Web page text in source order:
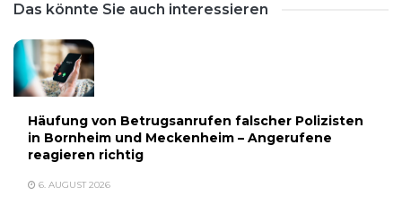
Das könnte Sie auch interessieren
Häufung von Betrugsanrufen falscher Polizisten
in Bornheim und Meckenheim – Angerufene
reagieren richtig
6. AUGUST 2026